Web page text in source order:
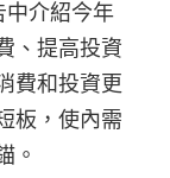
中介紹今年
、提高投資
費和投資更
板，使內需
。